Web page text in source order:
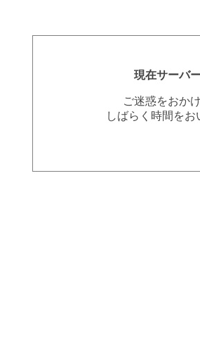
現在サーバ
ご迷惑をおか
しばらく時間を